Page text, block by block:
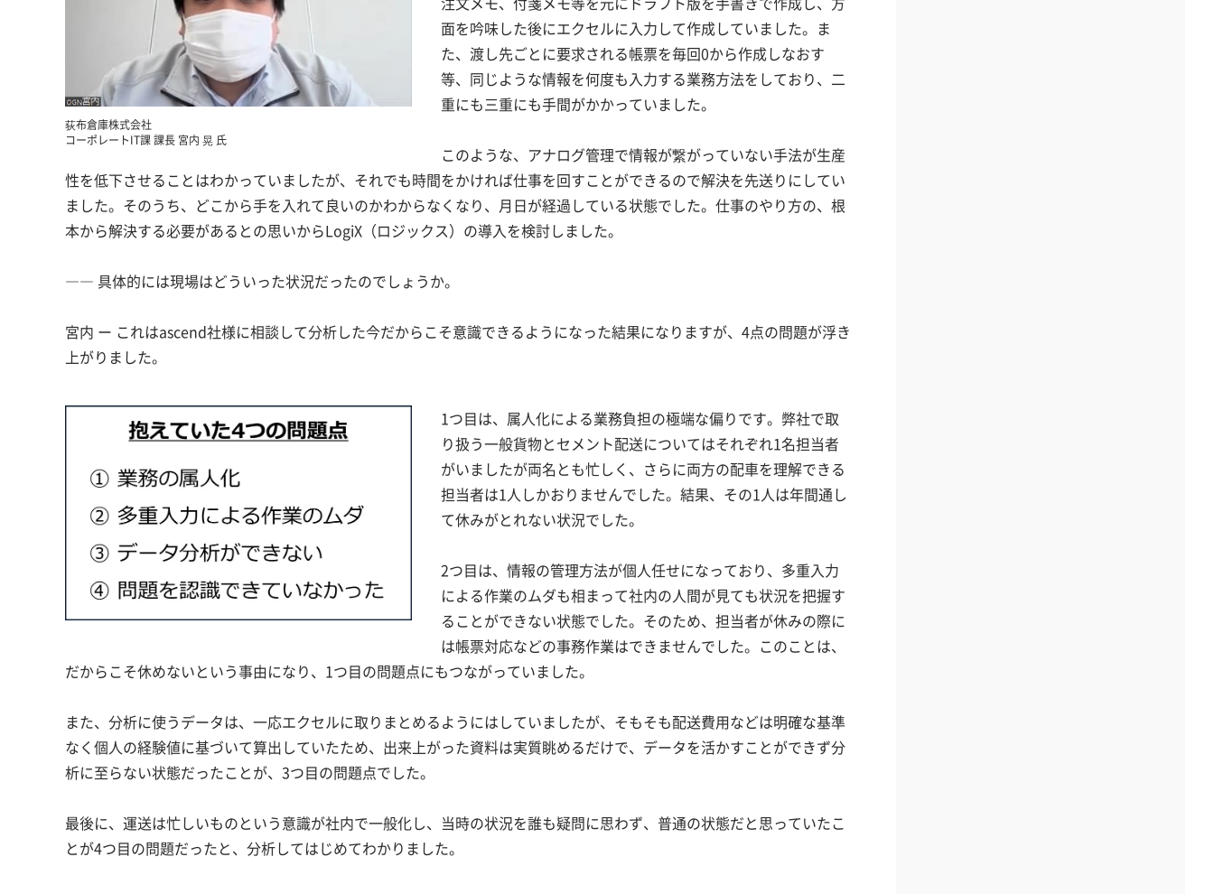
荻布倉庫株式会社
コーポレートIT課 課長 宮内 晃 氏
面を吟味した後にエクセルに入力して作成していました。ま
た、渡し先ごとに要求される帳票を毎回0から作成しなおす
等、同じような情報を何度も入力する業務方法をしており、二
重にも三重にも手間がかかっていました。
このような、アナログ管理で情報が繋がっていない手法が生産
性を低下させることはわかっていましたが、それでも時間をかければ仕事を回すことができるので解決を先送りにしてい
ました。そのうち、どこから手を入れて良いのかわからなくなり、月日が経過している状態でした。仕事のやり方の、根
本から解決する必要があるとの思いからLogiX（ロジックス）の導入を検討しました。
―― 具体的には現場はどういった状況だったのでしょうか。
宮内 ー これはascend社様に相談して分析した今だからこそ意識できるようになった結果になりますが、4点の問題が浮き
上がりました。
1つ目は、属人化による業務負担の極端な偏りです。弊社で取
り扱う一般貨物とセメント配送についてはそれぞれ1名担当者
がいましたが両名とも忙しく、さらに両方の配車を理解できる
担当者は1人しかおりませんでした。結果、その1人は年間通し
て休みがとれない状況でした。
2つ目は、情報の管理方法が個人任せになっており、多重入力
による作業のムダも相まって社内の人間が見ても状況を把握す
ることができない状態でした。そのため、担当者が休みの際に
は帳票対応などの事務作業はできませんでした。このことは、
だからこそ休めないという事由になり、1つ目の問題点にもつながっていました。
また、分析に使うデータは、一応エクセルに取りまとめるようにはしていましたが、そもそも配送費用などは明確な基準
なく個人の経験値に基づいて算出していたため、出来上がった資料は実質眺めるだけで、データを活かすことができず分
析に至らない状態だったことが、3つ目の問題点でした。
最後に、運送は忙しいものという意識が社内で一般化し、当時の状況を誰も疑問に思わず、普通の状態だと思っていたこ
とが4つ目の問題だったと、分析してはじめてわかりました。